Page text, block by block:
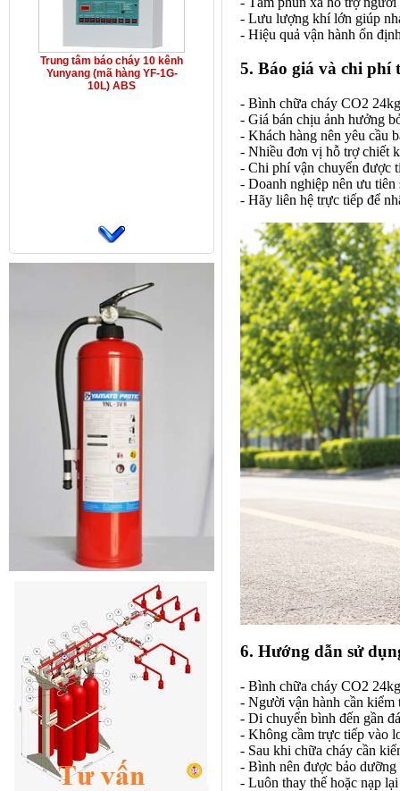
Trung tâm báo cháy 10 kênh
Yunyang (mã hàng YF-1G-
10L) ABS
- Lưu lượng khí lớn giúp
- Hiệu quả vận hành ổn
5. Báo giá và chi phí
- Bình chữa cháy CO2
- Giá bán chịu ảnh hưởng
- Khách hàng nên yêu cầu
- Nhiều đơn vị hỗ trợ chiết
- Chi phí vận chuyển được
- Doanh nghiệp nên ưu tiên
- Hãy liên hệ trực tiếp để
6. Hướng dẫn sử
- Bình chữa cháy CO2
- Người vận hành cần kiểm
- Di chuyển bình đến gần
- Không cầm trực tiếp vào
- Sau khi chữa cháy cần
- Bình nên được bảo
- Luôn thay thế hoặc nạp